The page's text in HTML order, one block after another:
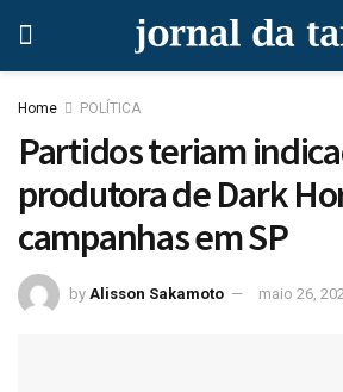
Home POLÍTICA
Partidos teriam
produtora de Dark
campanhas em SP
by Alisson Sakamoto maio 26,